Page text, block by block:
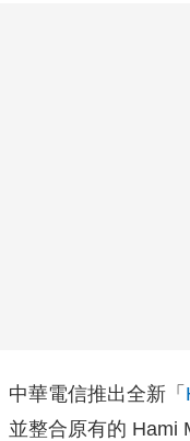
中華電信推出全新「
並整合原有的 Hami